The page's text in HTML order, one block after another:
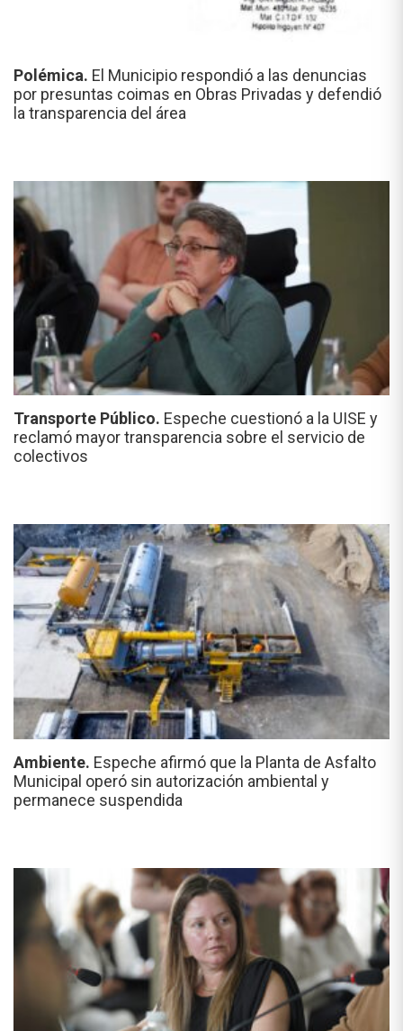
Polémica. El Municipio respondió a las denuncias
por presuntas coimas en Obras Privadas y defendió
la transparencia del área
Transporte Público. Espeche cuestionó a la UISE y
reclamó mayor transparencia sobre el servicio de
colectivos
Ambiente. Espeche afirmó que la Planta de Asfalto
Municipal operó sin autorización ambiental y
permanece suspendida